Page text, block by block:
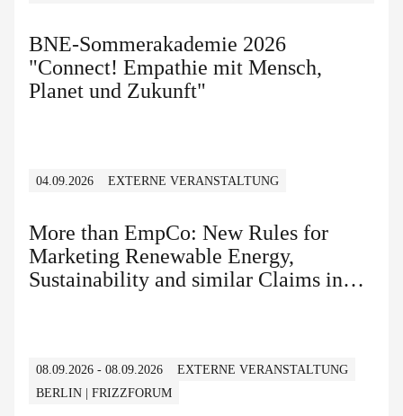
BNE-Sommerakademie 2026
"Connect! Empathie mit Mensch,
Planet und Zukunft"
04.09.2026 EXTERNE VERANSTALTUNG
More than EmpCo: New Rules for
Marketing Renewable Energy,
Sustainability and similar Claims in
08.09.2026 - 08.09.2026
EXTERNE VERANSTALTUNG
BERLIN | FRIZZFORUM